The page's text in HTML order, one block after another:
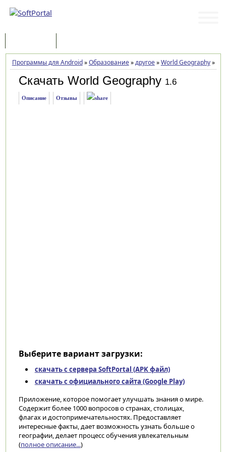
Программы для Android»Образование»другое»World Geography»
Скачать World Geography 1.6
Описание Отзывы
Выберите вариант загрузки:
скачать с сервера SoftPortal (APK файл)
скачать с официального сайта (Google Play)
Приложение, которое помогает улучшать знания о мире.
Содержит более 1000 вопросов о странах, столицах,
флагах и достопримечательностях. Предоставляет
интересные факты, дает возможность узнать больше о
географии, делает процесс обучения увлекательным
(полное описание...)